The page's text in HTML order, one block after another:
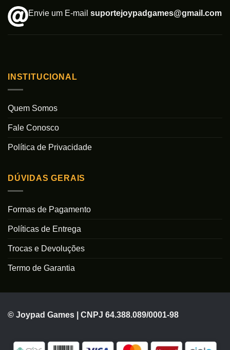
Envie um E-mail suportejoypadgames@gmail.com
INSTITUCIONAL
Quem Somos
Fale Conosco
Política de Privacidade
DÚVIDAS GERAIS
Formas de Pagamento
Políticas de Entrega
Trocas e Devoluções
Termo de Garantia
© Joypad Games | CNPJ 64.388.089/0001-98